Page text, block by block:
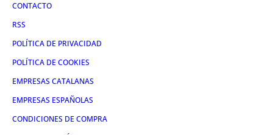
CONTACTO
RSS
POLÍTICA DE PRIVACIDAD
POLÍTICA DE COOKIES
EMPRESAS CATALANAS
EMPRESAS ESPAÑOLAS
CONDICIONES DE COMPRA